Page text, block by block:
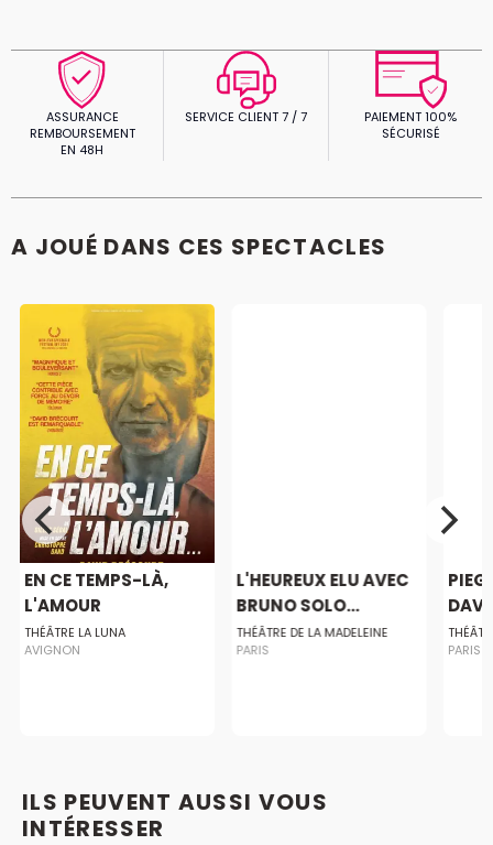
met également en scène en 2022 au
Palais des Glaces
avec Emma Smet, Sam Lellouche, Clément Moreau et
Alexandre Bierry.
ASSURANCE
REMBOURSEMENT
EN 48H
SERVICE CLIENT 7 / 7
PAIEMENT 100%
SÉCURISÉ
A JOUÉ DANS CES SPECTACLES
EN CE TEMPS-LÀ,
L'AMOUR
THÉÂTRE LA LUNA
AVIGNON
L'HEUREUX ELU AVEC
BRUNO SOLO...
THÉÂTRE DE LA MADELEINE
PARIS
PARIS
ILS PEUVENT AUSSI VOUS
INTÉRESSER